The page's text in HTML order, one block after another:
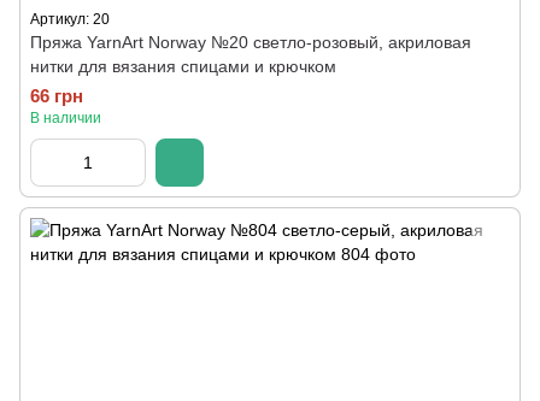
Артикул: 20
Пряжа YarnArt Norway №20 светло-розовый, акриловая
нитки для вязания спицами и крючком
66 грн
В наличии